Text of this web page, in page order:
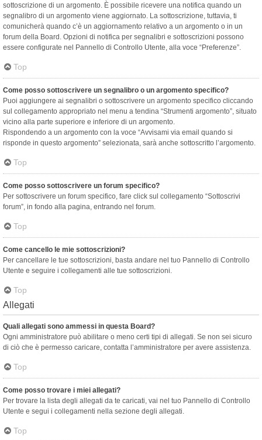
sottoscrizione di un argomento. È possibile ricevere una notifica quando un
segnalibro di un argomento viene aggiornato. La sottoscrizione, tuttavia, ti
comunicherà quando c’è un aggiornamento relativo a un argomento o in un
forum della Board. Opzioni di notifica per segnalibri e sottoscrizioni possono
essere configurate nel Pannello di Controllo Utente, alla voce “Preferenze”.
Top
Come posso sottoscrivere un segnalibro o un argomento specifico?
Puoi aggiungere ai segnalibri o sottoscrivere un argomento specifico cliccando
sul collegamento appropriato nel menu a tendina “Strumenti argomento”, situato
vicino alla parte superiore e inferiore di un argomento.
Rispondendo a un argomento con la voce “Avvisami via email quando si
risponde in questo argomento” selezionata, sarà anche sottoscritto l’argomento.
Top
Come posso sottoscrivere un forum specifico?
Per sottoscrivere un forum specifico, fare click sul collegamento “Sottoscrivi
forum”, in fondo alla pagina, entrando nel forum.
Top
Come cancello le mie sottoscrizioni?
Per cancellare le tue sottoscrizioni, basta andare nel tuo Pannello di Controllo
Utente e seguire i collegamenti alle tue sottoscrizioni.
Top
Allegati
Quali allegati sono ammessi in questa Board?
Ogni amministratore può abilitare o meno certi tipi di allegati. Se non sei sicuro
di ciò che è permesso caricare, contatta l’amministratore per avere assistenza.
Top
Come posso trovare i miei allegati?
Per trovare la lista degli allegati da te caricati, vai nel tuo Pannello di Controllo
Utente e segui i collegamenti nella sezione degli allegati.
Top